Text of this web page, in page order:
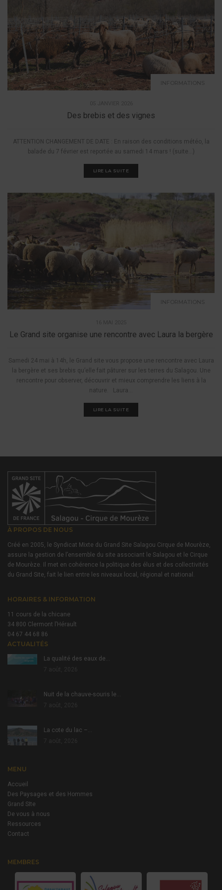
Des brebis et des vignes
ATTENTION CHANGEMENT DE DATE : En raison des conditions météo, la
balade du 7 février est reportée au samedi 14 mars ! (suite…)
LIRE LA SUITE
Le Grand site organise une rencontre avec Laura la bergère
Samedi 24 mai à 14h, le Grand site vous propose une rencontre avec Laura
la bergère et ses brebis qu’elle fait pâturer sur les terres du Salagou. Une
rencontre pour observer, découvrir et mieux comprendre les liens à la
nature. Laura...
LIRE LA SUITE
À PROPOS DE NOUS
Créé en 2005, le Syndicat Mixte du Grand Site Salagou Cirque de Mourèze,
assure la gestion de l’ensemble du site associant le Salagou et le Cirque
de Mourèze. Il met en cohérence la politique des élus et des collectivités
du Grand Site, fait le lien entre les niveaux local, régional et national.
HORAIRES & INFORMATION
11 cours de la chicane
34 800 Clermont l’Hérault
04 67 44 68 86
ACTUALITÉS
La qualité des eaux de…
Nuit de la chauve-souris le…
La cote du lac –…
MENU
Accueil
Des Paysages et des Hommes
Grand SIte
De vous à nous
Ressources
Contact
MEMBRES